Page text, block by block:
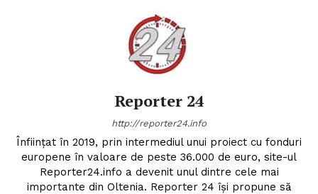
Reporter 24
http://reporter24.info
Înfiinţat în 2019, prin intermediul unui proiect cu fonduri
europene în valoare de peste 36.000 de euro, site-ul
Reporter24.info a devenit unul dintre cele mai
importante din Oltenia. Reporter 24 îşi propune să